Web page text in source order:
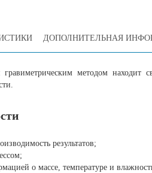
ДОПОЛНИТЕЛЬНАЯ
гравиметрическим методом
результатов;
о массе, температуре и